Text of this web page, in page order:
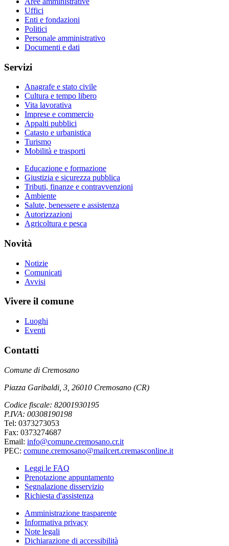
Uffici
Enti e fondazioni
Politici
Personale amministrativo
Documenti e dati
Servizi
Anagrafe e stato civile
Cultura e tempo libero
Vita lavorativa
Imprese e commercio
Appalti pubblici
Catasto e urbanistica
Turismo
Mobilità e trasporti
Educazione e formazione
Giustizia e sicurezza pubblica
Tributi, finanze e contravvenzioni
Ambiente
Salute, benessere e assistenza
Autorizzazioni
Agricoltura e pesca
Novità
Notizie
Comunicati
Avvisi
Vivere il comune
Luoghi
Eventi
Contatti
Comune di Cremosano
Piazza Garibaldi, 3, 26010 Cremosano (CR)
Codice fiscale: 82001930195
P.IVA: 00308190198
Tel: 0373273053
Fax: 0373274687
Email: info@comune.cremosano.cr.it
PEC: comune.cremosano@mailcert.cremasconline.it
Leggi le FAQ
Prenotazione appuntamento
Segnalazione disservizio
Richiesta d'assistenza
Amministrazione trasparente
Informativa privacy
Note legali
Dichiarazione di accessibilità